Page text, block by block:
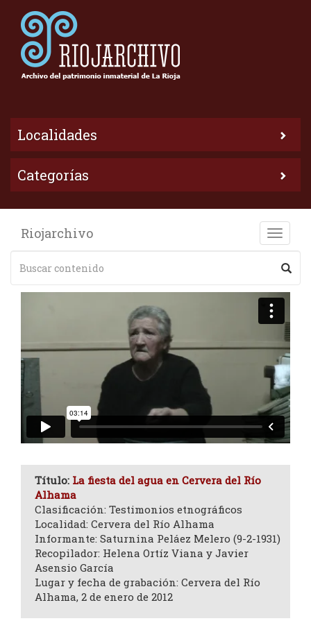
Localidades
Categorías
Toggle
Riojarchivo
Título: La fiesta del agua en Cervera del Río
Alhama
Clasificación: Testimonios etnográficos
Localidad: Cervera del Río Alhama
Informante: Saturnina Peláez Melero (9-2-1931)
Recopilador: Helena Ortíz Viana y Javier
Asensio García
Lugar y fecha de grabación: Cervera del Río
Alhama, 2 de enero de 2012